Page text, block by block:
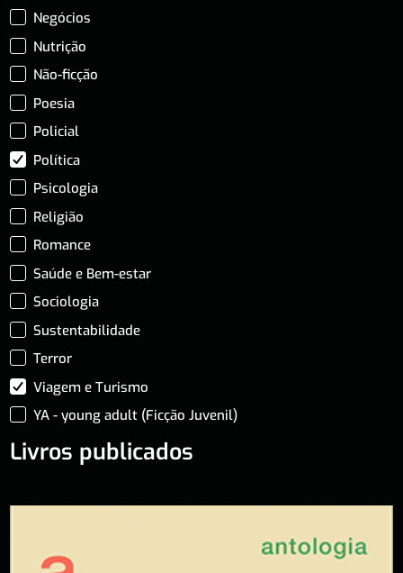
Negócios
Nutrição
Não-ficção
Poesia
Policial
Política
Psicologia
Religião
Romance
Saúde e Bem-estar
Sociologia
Sustentabilidade
Terror
Viagem e Turismo
YA - young adult (Ficção Juvenil)
Livros publicados